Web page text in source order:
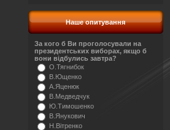
Наше опитування
За кого б Ви проголосували на
президентських виборах, якщо б
вони відбулись завтра?
О.Тягнибок
В.Ющенко
А.Яценюк
В.Медведчук
Ю.Тимошенко
В.Янукович
Н.Вітренко